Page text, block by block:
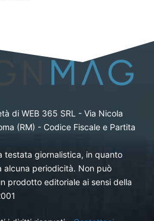
di WEB 365 SRL - Via Nicola
(RM) - Codice Fiscale e Partita
testata giornalistica, in quanto
alcuna periodicità. Non può
prodotto editoriale ai sensi della